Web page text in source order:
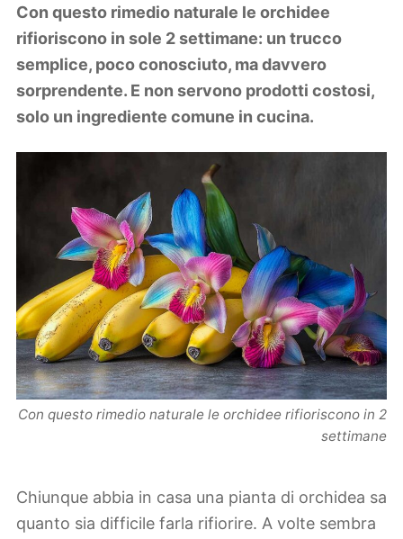
Viaggi
Con questo rimedio naturale le orchidee
rifioriscono in sole 2 settimane: un trucco
semplice, poco conosciuto, ma davvero
sorprendente. E non servono prodotti costosi,
solo un ingrediente comune in cucina.
Con questo rimedio naturale le orchidee rifioriscono in 2
settimane
Chiunque abbia in casa una pianta di orchidea sa
quanto sia difficile farla rifiorire. A volte sembra